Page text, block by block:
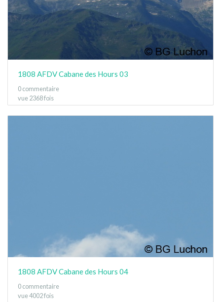
1808 AFDV Cabane des Hours 03
0 commentaire
vue 2368 fois
1808 AFDV Cabane des Hours 04
0 commentaire
vue 4002 fois